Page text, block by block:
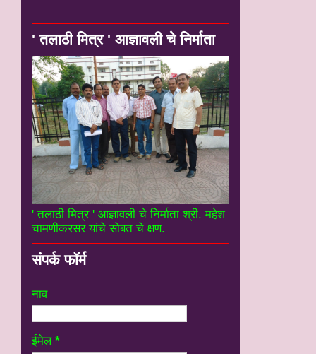
' तलाठी मित्र ' आज्ञावली चे निर्माता
' तलाठी मित्र ' आज्ञावली चे निर्माता श्री. महेश
चामणीकरसर यांचे सोबत चे क्षण.
संपर्क फॉर्म
नाव
ईमेल *